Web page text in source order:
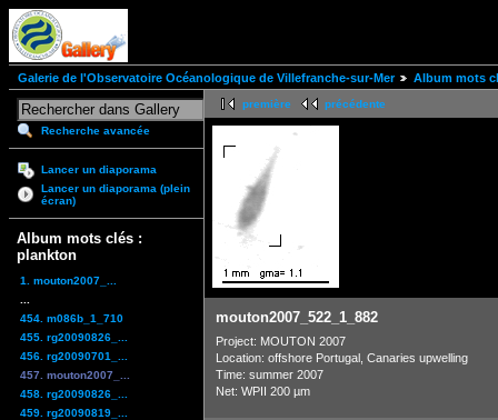
Galerie de l'Observatoire Océanologique de Villefranche-sur-Mer Album mots
Recherche avancée
Lancer un diaporama
Lancer un diaporama (plein
écran)
Album mots clés :
plankton
1. mouton2007_...
454. m086b_1_710
455. rg20090826_...
456. rg20090701_...
457. mouton2007_...
458. rg20090826_...
459. rg20090819_...
première précédente
mouton2007_522_1_882
Project: MOUTON 2007
Location: offshore Portugal, Canaries upwelling
Time: summer 2007
Net: WPII 200 µm